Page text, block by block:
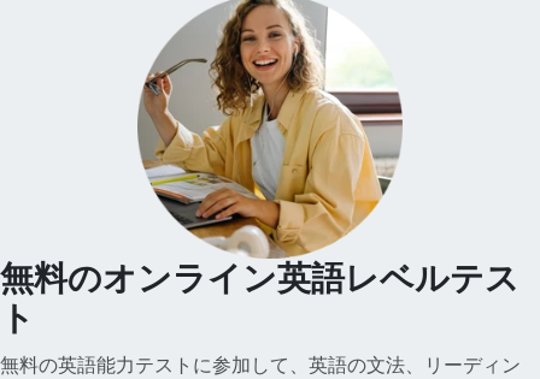
無料のオンライン英語レベルテス
ト
無料の英語能力テストに参加して、英語の文法、リーディン